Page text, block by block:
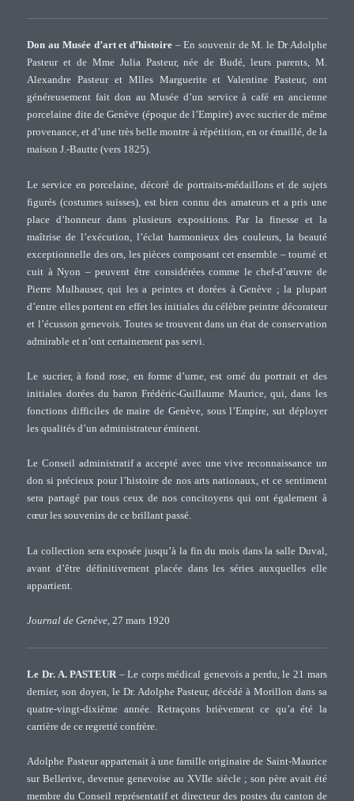
Don au Musée d’art et d’histoire– En souvenir de M. le Dr Adolphe
Pasteur et de Mme Julia Pasteur, née de Budé, leurs parents, M.
Alexandre Pasteur et Mlles Marguerite et Valentine Pasteur, ont
généreusement fait don au Musée d’un service à café en ancienne
porcelaine dite de Genève (époque de l’Empire) avec sucrier de même
provenance, et d’une très belle montre à répétition, en or émaillé, de la
maison J.-Bautte (vers 1825).
Le service en porcelaine, décoré de portraits-médaillons et de sujets
figurés (costumes suisses), est bien connu des amateurs et a pris une
place d’honneur dans plusieurs expositions. Par la finesse et la
maîtrise de l’exécution, l’éclat harmonieux des couleurs, la beauté
exceptionnelle des ors, les pièces composant cet ensemble – tourné et
cuit à Nyon – peuvent être considérées comme le chef-d’œuvre de
Pierre Mulhauser, qui les a peintes et dorées à Genève ; la plupart
d’entre elles portent en effet les initiales du célèbre peintre décorateur
et l’écusson genevois. Toutes se trouvent dans un état de conservation
admirable et n’ont certainement pas servi.
Le sucrier, à fond rose, en forme d’urne, est orné du portrait et des
initiales dorées du baron Frédéric-Guillaume Maurice, qui, dans les
fonctions difficiles de maire de Genève, sous l’Empire, sut déployer
les qualités d’un administrateur éminent.
Le Conseil administratif a accepté avec une vive reconnaissance un
don si précieux pour l’histoire de nos arts nationaux, et ce sentiment
sera partagé par tous ceux de nos concitoyens qui ont également à
cœur les souvenirs de ce brillant passé.
La collection sera exposée jusqu’à la fin du mois dans la salle Duval,
avant d’être définitivement placée dans les séries auxquelles elle
appartient.
Journal de Genève, 27 mars 1920
Le Dr. A. PASTEUR– Le corps médical genevois a perdu, le 21 mars
dernier, son doyen, le Dr. Adolphe Pasteur, décédé à Morillon dans sa
quatre-vingt-dixième année. Retraçons brièvement ce qu’a été la
carrière de ce regretté confrère.
Adolphe Pasteur appartenait à une famille originaire de Saint-Maurice
sur Bellerive, devenue genevoise au XVIIe siècle ; son père avait été
membre du Conseil représentatif et directeur des postes du canton de